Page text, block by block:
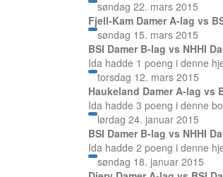
søndag 22. mars 2015
Fjell-Kam Damer A-lag vs
søndag 15. mars 2015
BSI Damer B-lag vs NHHI
Ida hadde 1 poeng i denne
torsdag 12. mars 2015
Haukeland Damer A-lag vs
Ida hadde 3 poeng i denne
lørdag 24. januar 2015
BSI Damer B-lag vs NHHI
Ida hadde 2 poeng i denne
søndag 18. januar 2015